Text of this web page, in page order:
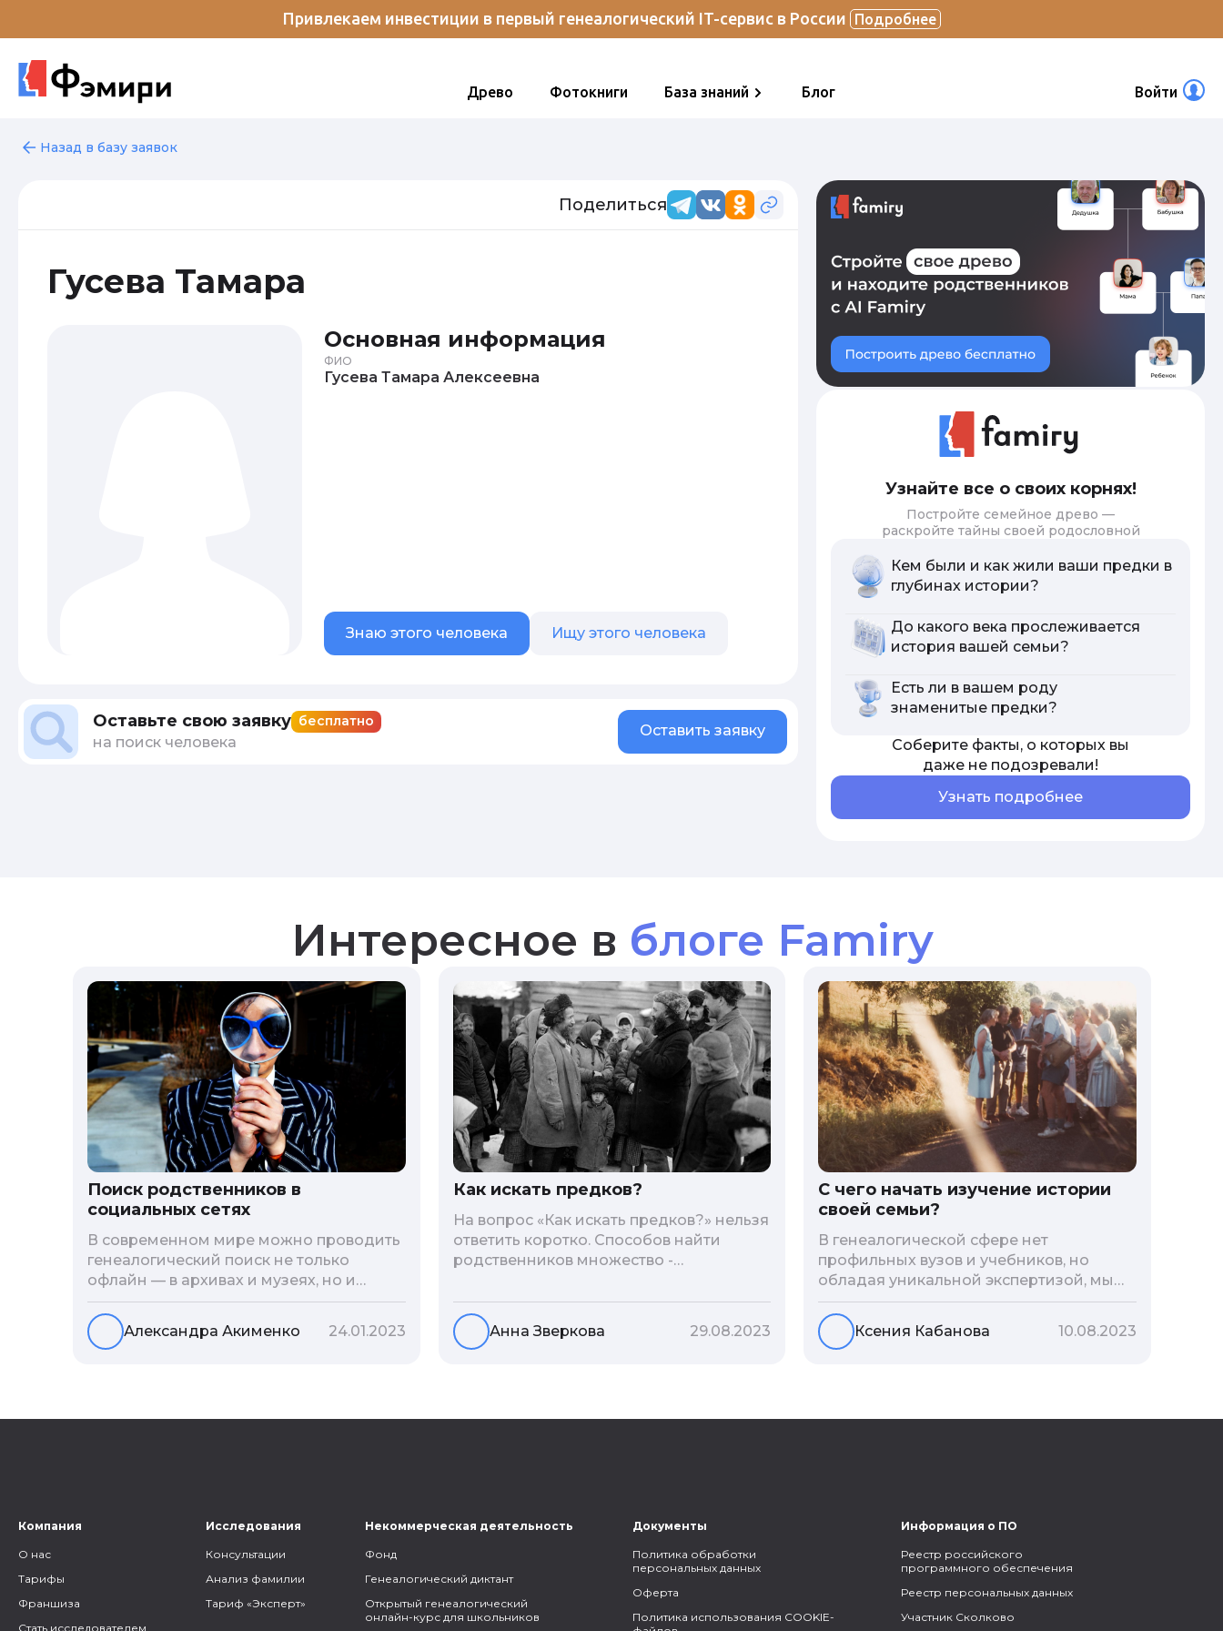
Привлекаем инвестиции в первый генеалогический IT-сервис в России Подробнее
Древо Фотокниги База знаний Блог Войти
Назад в базу заявок
Поделиться
Гусева Тамара
Основная информация
ФИО
Гусева Тамара Алексеевна
Знаю этого человека Ищу этого человека
Оставьте свою заявку бесплатно
на поиск человека
Оставить заявку
Узнайте все о своих корнях!
Постройте семейное древо —
раскройте тайны своей родословной
Кем были и как жили ваши предки в
глубинах истории?
До какого века прослеживается
история вашей семьи?
Есть ли в вашем роду
знаменитые предки?
Соберите факты, о которых вы
даже не подозревали!
Узнать подробнее
Интересное в блоге Famiry
Поиск родственников в
социальных сетях
В современном мире можно проводить
генеалогический поиск не только
офлайн — в архивах и музеях, но и
воспользоваться интернетом. Сегодня
мы расскажем вам как и в каких
социальных сетях можно провести
то, как грамотно построить с ними
Александра Акименко 24.01.2023
Как искать предков?
На вопрос «Как искать предков?» нельзя
ответить коротко. Способов найти
родственников множество -
социальные сети, ДНК-тесты, онлайн-
базы. Именно поэтому мы сделали для
вас подборку лучших статей блога
Анна Зверкова 29.08.2023
С чего начать изучение истории
своей семьи?
В генеалогической сфере нет
профильных вузов и учебников, но
обладая уникальной экспертизой, мы
разработали авторскую методологию
проведения архивно-генеалогических
исследований, ее мы закладываем и
Ксения Кабанова 10.08.2023
Компания
О нас
Тарифы
Франшиза
Стать исследователем
Исследования
Консультации
Анализ фамилии
Тариф «Эксперт»
Некоммерческая деятельность
Фонд
Генеалогический диктант
Открытый генеалогический
онлайн-курс для школьников
Документы
Политика обработки
персональных данных
Оферта
Политика использования COOKIE-
Информация о ПО
Реестр российского
программного обеспечения
Реестр персональных данных
Участник Сколково